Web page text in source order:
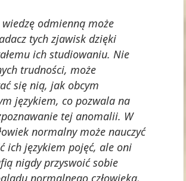
odmienną może
tych zjawisk dzięki
ich studiowaniu. Nie
trudności, może
się nią, jak obcym
językiem, co pozwala na
tej anomalii. W
normalny może nauczyć
ich językiem pojęć, ale oni
nigdy przyswoić sobie
normalnego człowieka,